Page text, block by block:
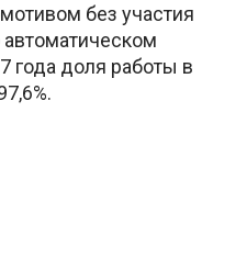
без участия
года доля работы в